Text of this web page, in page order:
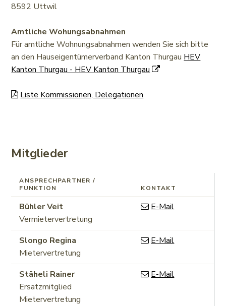
8592 Uttwil
Amtliche Wohungsabnahmen
Für amtliche Wohnungsabnahmen wenden Sie sich bitte
an den Hauseigentümerverband Kanton Thurgau HEV
Kanton Thurgau - HEV Kanton Thurgau
Liste Kommissionen, Delegationen
Mitglieder
ANSPRECHPARTNER /
FUNKTION
KONTAKT
BühlerVeitFunktion
Vermietervertretung
E-Mail
Slongo Regina
Mietervertretung
E-Mail
Stäheli RainerFunktion
Ersatzmitglied
Mietervertretung
E-Mail